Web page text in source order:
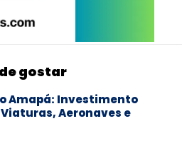
gostar
Amapá: Investimento
Aeronaves e